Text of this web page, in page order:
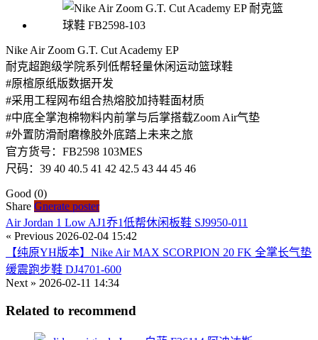
Nike Air Zoom G.T. Cut Academy EP
耐克超跑级学院系列低帮轻量休闲运动篮球鞋
#原楦原纸版数据开发
#采用工程网布组合热熔胶加持鞋面材质
#中底全掌泡棉物料内前掌与后掌搭载Zoom Air气垫
#外置防滑耐磨橡胶外底踏上未来之旅
官方货号：FB2598 103MES
尺码：39 40 40.5 41 42 42.5 43 44 45 46
Good (0)
Share Gnerate poster
Air Jordan 1 Low AJ1乔1低帮休闲板鞋 SJ9950-011
« Previous 2026-02-04 15:42
【纯原YH版本】Nike Air MAX SCORPION 20 FK 全掌长气垫
缓震跑步鞋 DJ4701-600
Next » 2026-02-11 14:34
Related to recommend